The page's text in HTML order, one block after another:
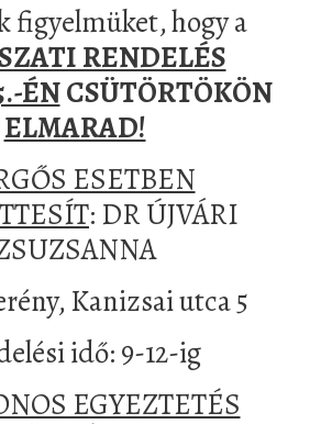
figyelmüket, hogy a
RENDELÉS
ÉNCSÜTÖRTÖKÖN
ELMARAD!
ESETBEN
: DR ÚJVÁRI
Kanizsai utca 5
idő: 9-12-ig
EGYEZTETÉS